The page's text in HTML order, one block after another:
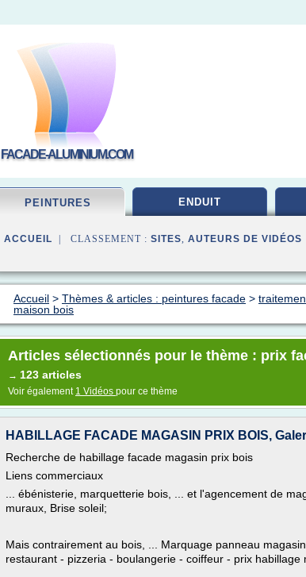
FACADE-ALUMINIUM.COM
PEINTURES ENDUIT
ACCUEIL | CLASSEMENT : SITES, AUTEURS DE VIDÉOS
Accueil > Thèmes & articles : peintures facade >
maison bois
Articles sélectionnés pour le thème : prix
→ 123 articles
Voir également 1 Vidéos pour ce thème
HABILLAGE FACADE MAGASIN PRIX BOIS,
Recherche de habillage facade magasin prix bois
Liens commerciaux
... ébénisterie, marquetterie bois, ... et l'agencement de
muraux, Brise soleil;
Mais contrairement au bois, ... Marquage panneau
restaurant - pizzeria - boulangerie - coiffeur - prix habillage